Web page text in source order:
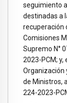
seguimiento
destinadas a
recuperación
Comisiones
Supremo N°
2023-PCM; y,
Organización
de Ministros,
224-2023-